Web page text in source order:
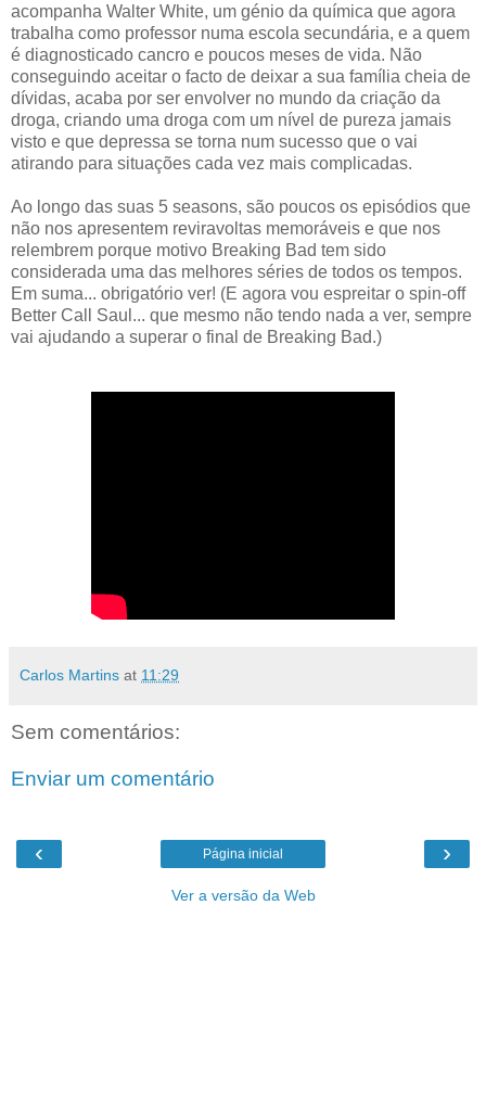
acompanha Walter White, um génio da química que agora
trabalha como professor numa escola secundária, e a quem
é diagnosticado cancro e poucos meses de vida. Não
conseguindo aceitar o facto de deixar a sua família cheia de
dívidas, acaba por ser envolver no mundo da criação da
droga, criando uma droga com um nível de pureza jamais
visto e que depressa se torna num sucesso que o vai
atirando para situações cada vez mais complicadas.
Ao longo das suas 5 seasons, são poucos os episódios que
não nos apresentem reviravoltas memoráveis e que nos
relembrem porque motivo Breaking Bad tem sido
considerada uma das melhores séries de todos os tempos.
Em suma... obrigatório ver! (E agora vou espreitar o spin-off
Better Call Saul... que mesmo não tendo nada a ver, sempre
vai ajudando a superar o final de Breaking Bad.)
Carlos Martins at 11:29
Sem comentários:
Enviar um comentário
‹ ›
Página inicial
Ver a versão da Web